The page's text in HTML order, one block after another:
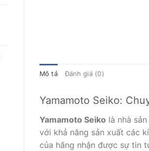
Mô tả Đánh giá (0)
Yamamoto Seiko:
Yamamoto Seiko là nhà
với khả năng sản xuất các
của hãng nhận được sự tin